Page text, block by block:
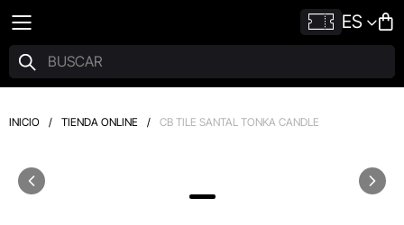
ES
INICIO / TIENDA ONLINE / CB TILE SANTAL TONKA CANDLE